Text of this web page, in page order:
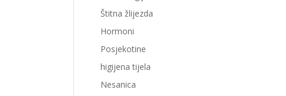
Štitna žlijezda
Hormoni
Posjekotine
higijena tijela
Nesanica